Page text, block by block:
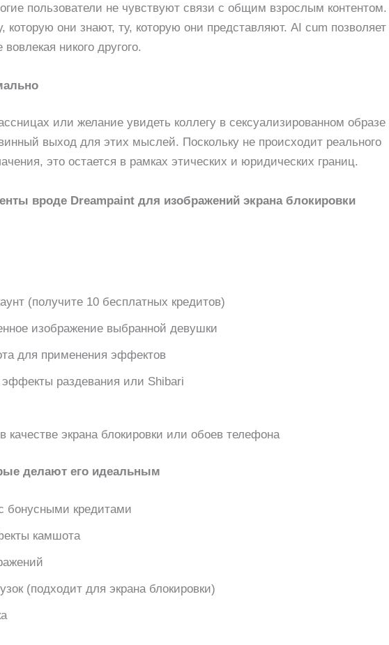
пользователи не чувствуют связи с общим взрослым
они знают, ту, которую они представляют. AI cum
никого другого.
или желание увидеть коллегу в сексуализированном
выход для этих мыслей. Поскольку не происходит реального
это остается в рамках этических и юридических границ.
вроде Dreampaint для изображений экрана блокировки
(получите 10 бесплатных кредитов)
изображение выбранной девушки
для применения эффектов
раздевания или Shibari
качестве экрана блокировки или обоев телефона
делают его идеальным
бонусными кредитами
камшота
(подходит для экрана блокировки)